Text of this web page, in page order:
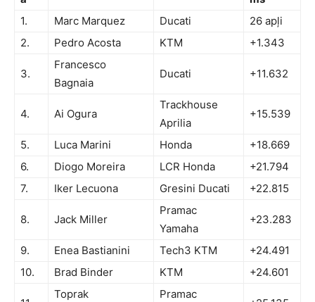
1.
Marc Marquez Ducati
26 apļi
2.
Pedro Acosta KTM +1.343
3.
Francesco
Bagnaia
Ducati +11.632
4. Ai Ogura
Trackhouse
Aprilia
+15.539
5. Luca Marini Honda
+18.669
6.
Diogo Moreira LCR Honda
+21.794
7.
Iker Lecuona Gresini Ducati +22.815
8. Jack Miller
Pramac
Yamaha
+23.283
9. Enea Bastianini Tech3 KTM
+24.491
10.
Brad Binder KTM +24.601
Toprak Pramac